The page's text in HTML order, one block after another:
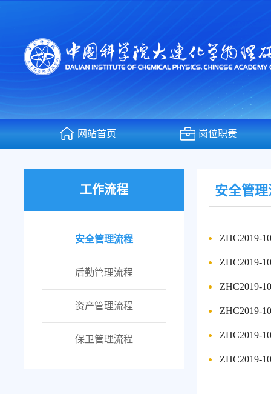
网站首页 岗位职责
工作流程
安全管理流程
后勤管理流程
资产管理流程
保卫管理流程
安全管
ZHC2019-
ZHC2019-
ZHC2019-
ZHC2019-
ZHC2019-
ZHC2019-